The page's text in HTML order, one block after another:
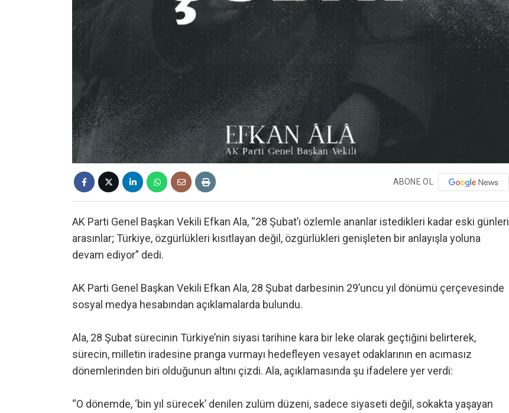
ABONE OL
AK Parti Genel Başkan Vekili Efkan Ala, “28 Şubat’ı özlemle ananlar istedikleri kadar eski günleri
arasınlar; Türkiye, özgürlükleri kısıtlayan değil, özgürlükleri genişleten bir anlayışla yoluna
devam ediyor” dedi.
AK Parti Genel Başkan Vekili Efkan Ala, 28 Şubat darbesinin 29’uncu yıl dönümü çerçevesinde
sosyal medya hesabından açıklamalarda bulundu.
Ala, 28 Şubat sürecinin Türkiye’nin siyasi tarihine kara bir leke olarak geçtiğini belirterek,
sürecin, milletin iradesine pranga vurmayı hedefleyen vesayet odaklarının en acımasız
dönemlerinden biri olduğunun altını çizdi. Ala, açıklamasında şu ifadelere yer verdi:
“O dönemde, ‘bin yıl sürecek’ denilen zulüm düzeni, sadece siyaseti değil, sokakta yaşayan